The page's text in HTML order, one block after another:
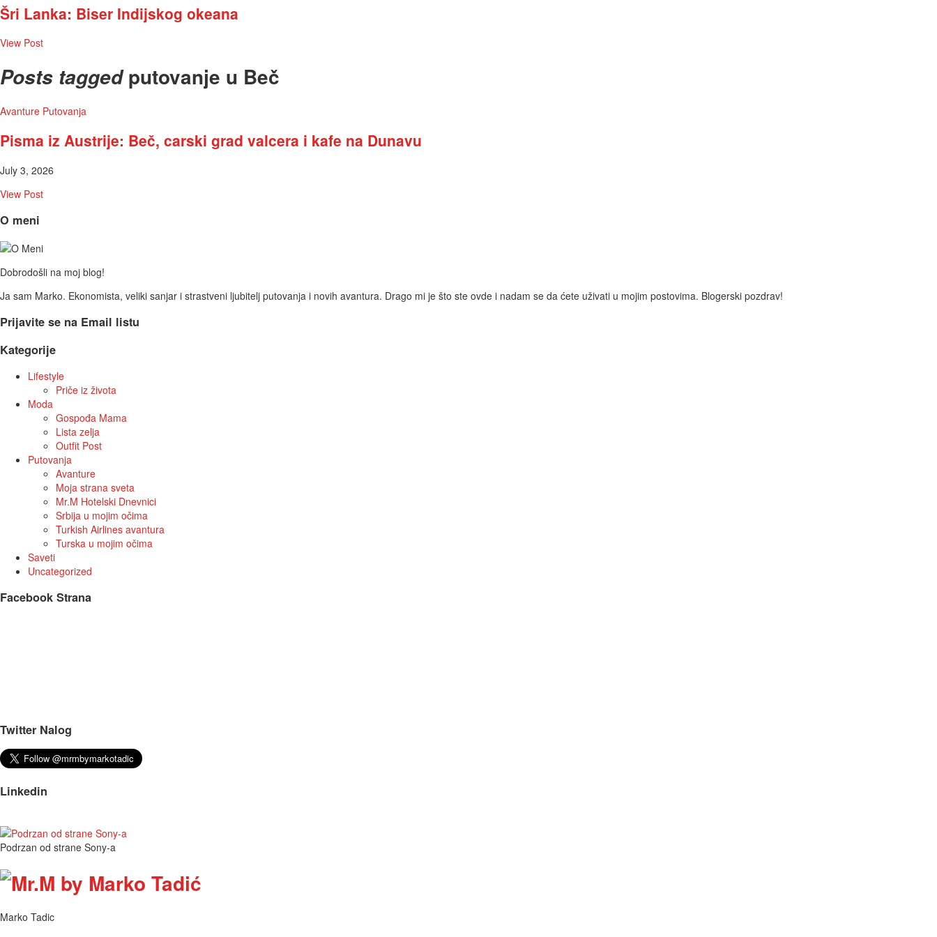
Šri Lanka: Biser Indijskog okeana
View Post
Posts tagged putovanje u Beč
Avanture Putovanja
Pisma iz Austrije: Beč, carski grad valcera i kafe na Dunavu
July 3, 2026
View Post
O meni
Dobrodošli na moj blog!
Ja sam Marko. Ekonomista, veliki sanjar i strastveni ljubitelj putovanja i novih avantura. Drago mi je što ste ovde i nadam se da ćete uživati u mojim postovima. Blogerski pozdrav!
Prijavite se na Email listu
Kategorije
Lifestyle
Priče iz života
Moda
Gospođa Mama
Lista zelja
Outfit Post
Putovanja
Avanture
Moja strana sveta
Mr.M Hotelski Dnevnici
Srbija u mojim očima
Turkish Airlines avantura
Turska u mojim očima
Saveti
Uncategorized
Facebook Strana
Twitter Nalog
Linkedin
Podrzan od strane Sony-a
Marko Tadic